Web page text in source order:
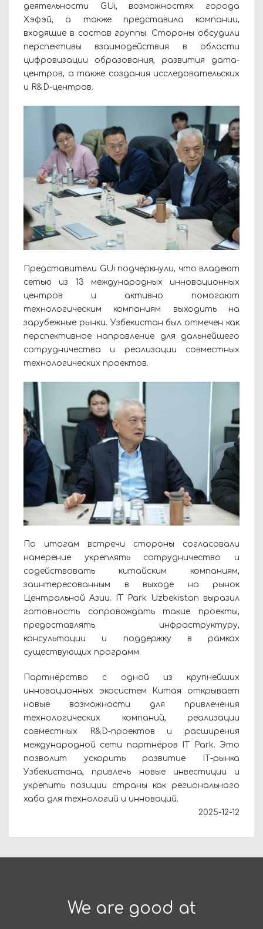
деятельности GUi, возможностях города
Хэфэй, а также представила компании,
входящие в состав группы. Стороны обсудили
перспективы взаимодействия в области
цифровизации образования, развития дата-
центров, а также создания исследовательских
и R&D-центров.
Представители GUi подчеркнули, что владеют
сетью из 13 международных инновационных
центров и активно помогают
технологическим компаниям выходить на
зарубежные рынки. Узбекистан был отмечен как
перспективное направление для дальнейшего
сотрудничества и реализации совместных
технологических проектов.
По итогам встречи стороны согласовали
намерение укреплять сотрудничество и
содействовать китайским компаниям,
заинтересованным в выходе на рынок
Центральной Азии. IT Park Uzbekistan выразил
готовность сопровождать такие проекты,
предоставлять инфраструктуру,
консультации и поддержку в рамках
существующих программ.
Партнёрство с одной из крупнейших
инновационных экосистем Китая открывает
новые возможности для привлечения
технологических компаний, реализации
совместных R&D-проектов и расширения
международной сети партнёров IT Park. Это
позволит ускорить развитие IТ-рынка
Узбекистана, привлечь новые инвестиции и
укрепить позиции страны как регионального
хаба для технологий и инноваций.
2025-12-12
We are good at